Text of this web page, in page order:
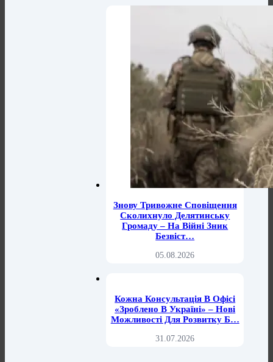
Знову Тривожне Сповіщення
Сколихнуло Делятинську
Громаду – На Війні Зник
Безвіст…
05.08.2026
Кожна Консультація В Офісі
«Зроблено В Україні» – Нові
Можливості Для Розвитку Б…
31.07.2026